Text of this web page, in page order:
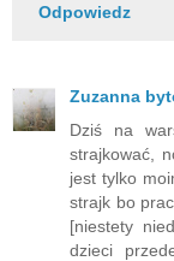
Odpowiedz
Zuzanna
Dziś na
strajkować,
jest tylko
strajk bo
[niestety
dzieci